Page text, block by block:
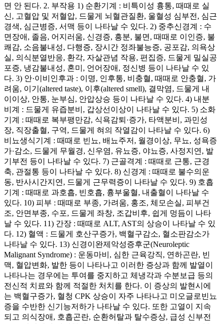
면 안 된다. 2. 부작용 1) 순환기계 : 비특이성 흉통, 때때로 실
신, 고혈압 및 저혈압, 드물게 뇌혈관질환, 울혈성 심부전, 심근
경색, 심근병증, 서맥 등이 나타날 수 있다. 2) 중추신경계 : 수
면장애, 졸음, 어지러움, 신경증, 흥분, 불면, 때때로 이인증, 불
쾌감, 소음불내성, 다행증, 장시간 정좌불능증, 공포감, 의욕상
실, 의식분열반응, 환각, 자살관념 작용, 편집증, 드물게 밀실공
포증, 냉감불내성, 혼미, 언어장애, 정신병 등이 나타날 수 있
다. 3) 안·이비인후과 : 이명, 인후통, 비충혈, 때때로 안충혈, 가
려움, 이기(altered taste), 이후(altered smell), 결막염, 드물게 내
이이상, 안통, 눈부심, 안압상승 등이 나타날 수 있다. 4) 내분
비계 : 드물게 유즙분비, 갑상선이상이 나타날 수 있다. 5) 소화
기계 : 때때로 복부팽만감, 식욕감퇴·증가, 타액분비, 과민성
장, 직장출혈, 구역, 드물게 혀의 작열감이 나타날 수 있다. 6)
비뇨생식기계 : 때때로 빈뇨, 배뇨주저, 월경이상, 무뇨, 성욕증
가·감소, 드물게 무월경, 신우염, 유뇨증, 야뇨증, 사정지연, 발
기부전 등이 나타날 수 있다. 7) 근골격계 : 때때로 근통, 근경
축, 관절통 등이 나타날 수 있다. 8) 신경계 : 때때로 불수의운
동, 반사시간지연, 드물게 근무력증이 나타날 수 있다. 9) 호흡
기계 : 때때로 과호흡, 빈호흡, 흉부울혈, 내출혈이 나타날 수
있다. 10) 피부 : 때때로 부종, 가려움, 홍조, 체모손실, 피부건
조, 안면부종, 수포, 드물게 좌창, 조갑비후, 쉽게 멍듬이 나타
날 수 있다. 11) 간장 : 때때로 ALT, AST의 상승이 나타날 수 있
다. 12) 혈액 : 드물게 호산구증가, 백혈구감소, 혈소판감소가
나타날 수 있다. 13) 신경이완제악성증후군(Neuroleptic
Malignant Syndrome) : 운동마비, 심한 근육강직, 연하곤란, 빈
맥, 혈압변화, 발한 등이 나타나고 이러한 증상과 함께 발열이
나타나는 경우에는 투여를 중지하고 체냉각과 수분보급 등의
전신적 치료와 함께 적절한 처치를 한다. 이 증상의 발현시에
는 백혈구증가, 혈청 CPK 상승이 자주 나타나고 미오글로빈뇨
증을 수반한 신기능저하가 나타날 수 있다. 또한 고열이 지속
되고 의식장애, 호흡곤란, 순환허탈과 탈수증상, 급성 신부전